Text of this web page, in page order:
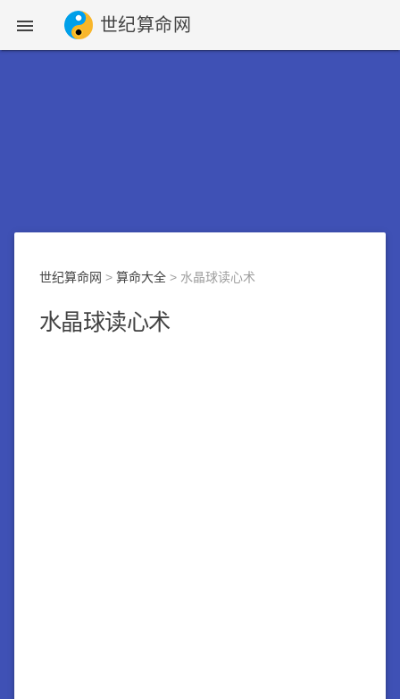
 世纪算命网
世纪算命网 > 算命大全 > 水晶球读心术
水晶球读心术